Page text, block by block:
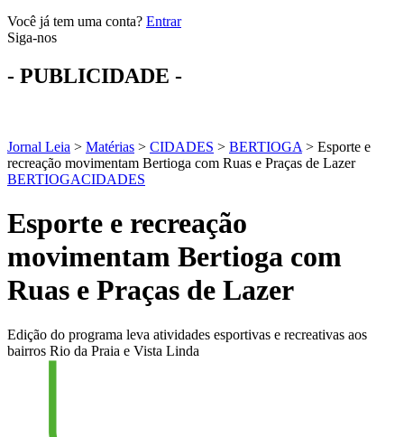
Você já tem uma conta? Entrar
Siga-nos
- PUBLICIDADE -
Jornal Leia > Matérias > CIDADES > BERTIOGA > Esporte e
recreação movimentam Bertioga com Ruas e Praças de Lazer
BERTIOGACIDADES
Esporte e recreação
movimentam Bertioga com
Ruas e Praças de Lazer
Edição do programa leva atividades esportivas e recreativas aos
bairros Rio da Praia e Vista Linda